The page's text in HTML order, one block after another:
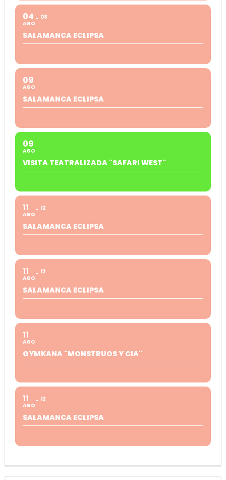
04
AGO
08
SALAMANCA ECLIPSA
09
AGO
SALAMANCA ECLIPSA
09
AGO
VISITA TEATRALIZADA "SAFARI WEST"
11
AGO
12
SALAMANCA ECLIPSA
11
AGO
12
SALAMANCA ECLIPSA
11
AGO
GYMKANA "MONSTRUOS Y CIA"
11
AGO
12
SALAMANCA ECLIPSA